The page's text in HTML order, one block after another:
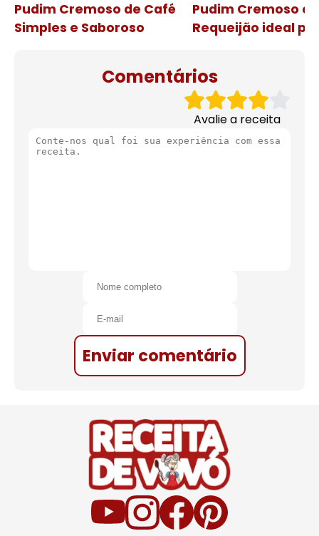
Pudim Cremoso de Café
Simples e Saboroso
Pudim Cremoso
Requeijão ideal
Comentários
Avalie a receita
Enviar comentário